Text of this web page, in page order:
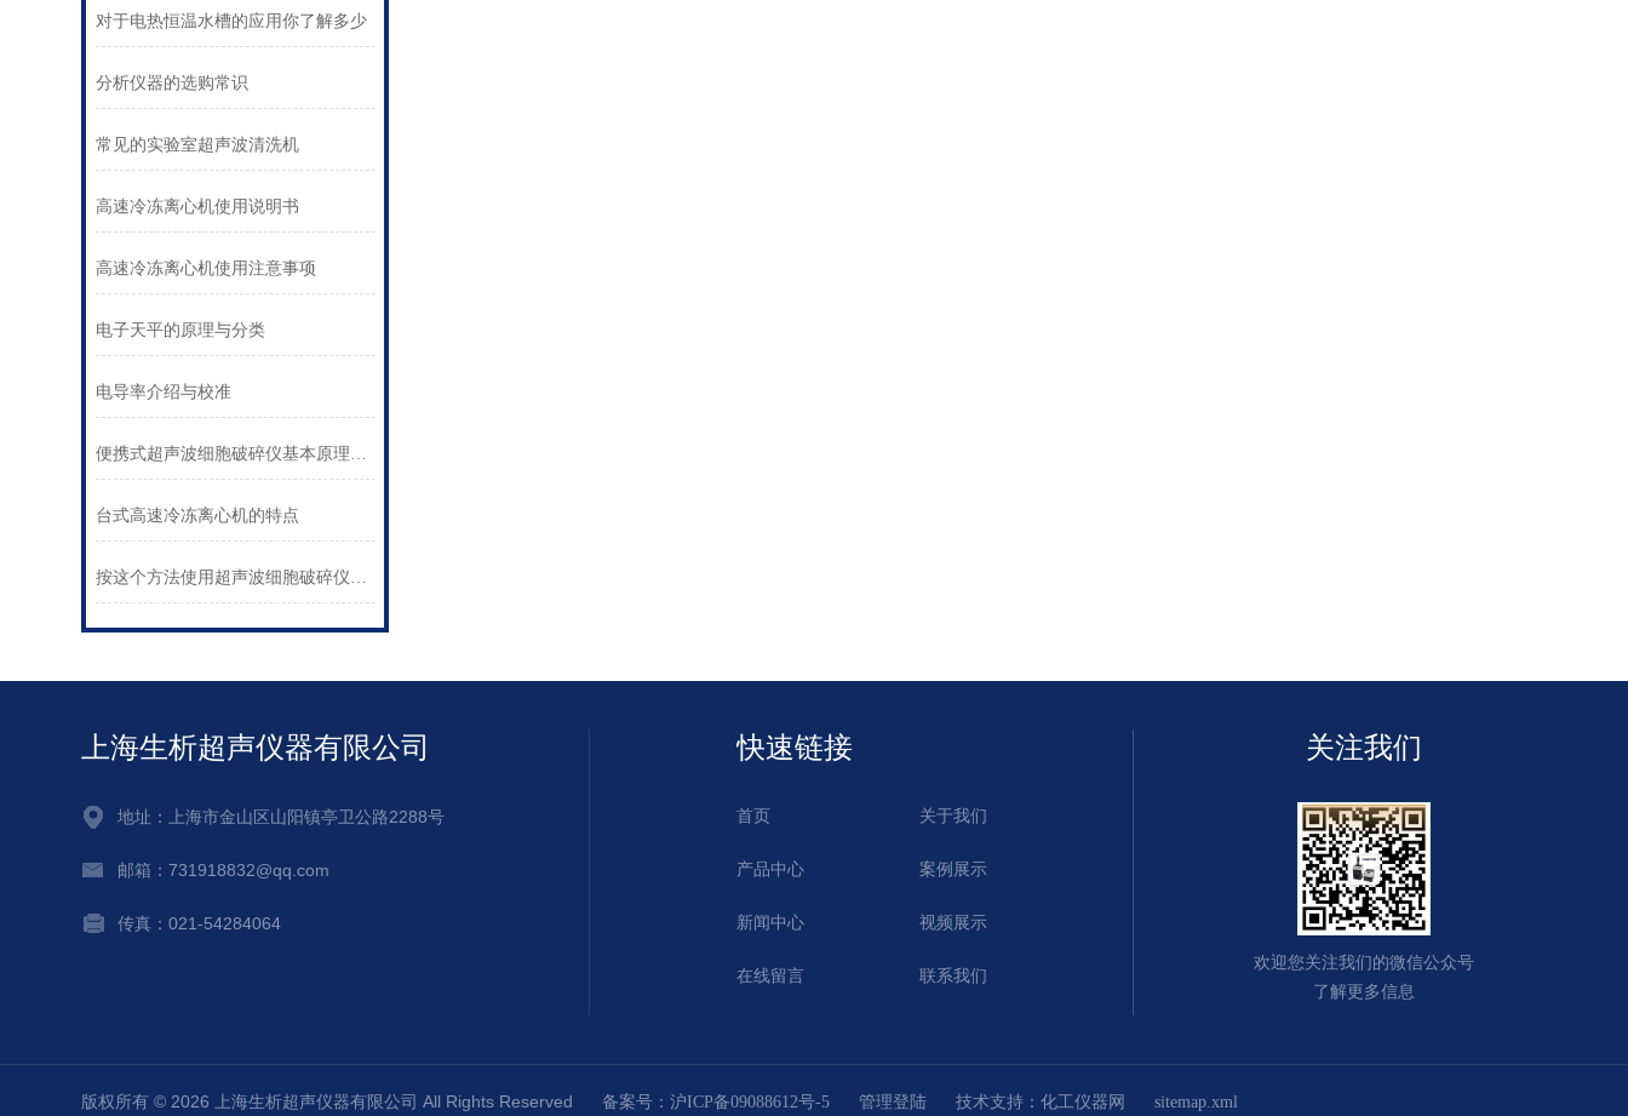
对于电热恒温水槽的应用你了解多少
分析仪器的选购常识
常见的实验室超声波清洗机
高速冷冻离心机使用说明书
高速冷冻离心机使用注意事项
电子天平的原理与分类
电导率介绍与校准
便携式超声波细胞破碎仪基本原理分析
台式高速冷冻离心机的特点
按这个方法使用超声波细胞破碎仪，只需要简单的四个步骤
上海生析超声仪器有限公司
地址：上海市金山区山阳镇亭卫公路2288号
邮箱：731918832@qq.com
传真：021-54284064
快速链接
首页 关于我们
产品中心 案例展示
新闻中心 视频展示
在线留言 联系我们
关注我们
欢迎您关注我们的微信公众号
了解更多信息
版权所有 © 2026 上海生析超声仪器有限公司 All Rights Reserved备案号：沪ICP备09088612号-5 管理登陆 技术支持：化工仪器网 sitemap.xml